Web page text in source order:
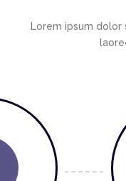
Lorem ipsum